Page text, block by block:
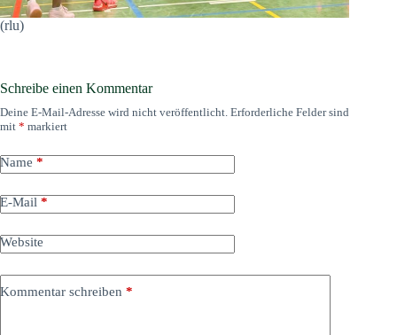
(rlu)
Schreibe einen Kommentar
Deine E-Mail-Adresse wird nicht veröffentlicht. Erforderliche Felder sind
mit * markiert
Name *
E-Mail *
Website
Kommentar schreiben *